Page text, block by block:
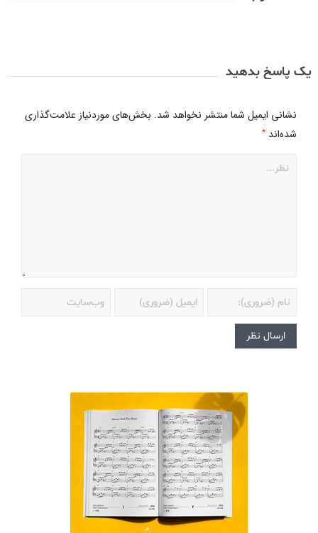
یک پاسخ بدهید
نشانی ایمیل شما منتشر نخواهد شد. بخش‌های موردنیاز علامت‌گذاری
شده‌اند *